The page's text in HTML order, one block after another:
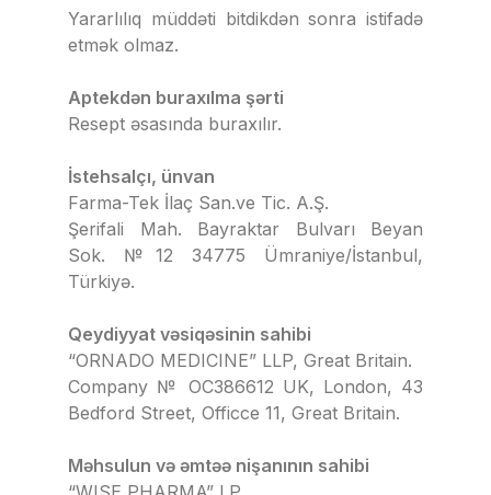
Yararlılıq müddəti bitdikdən sonra istifadə
etmək olmaz.
Aptekdən buraxılma şərti
Resept əsasında buraxılır.
İstehsalçı, ünvan
Farma-Tek İlaç San.ve Tic. A.Ş.
Şerifali Mah. Bayraktar Bulvarı Beyan
Sok. №12 34775 Ümraniye/İstanbul,
Türkiyə.
Qeydiyyat vəsiqəsinin sahibi
“ORNADO MEDICINE” LLP, Great Britain.
Company № OC386612 UK, London, 43
Bedford Street, Officce 11, Great Britain.
Məhsulun və əmtəə nişanının sahibi